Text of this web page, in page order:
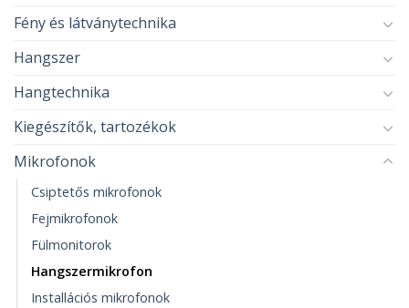
Fény és látványtechnika
Hangszer
Hangtechnika
Kiegészítők, tartozékok
Mikrofonok
Csiptetős mikrofonok
Fejmikrofonok
Fülmonitorok
Hangszermikrofon
Installációs mikrofonok